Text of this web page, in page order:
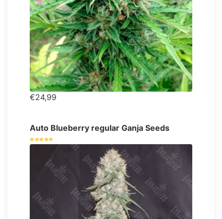
€24,99
Auto Blueberry regular Ganja Seeds